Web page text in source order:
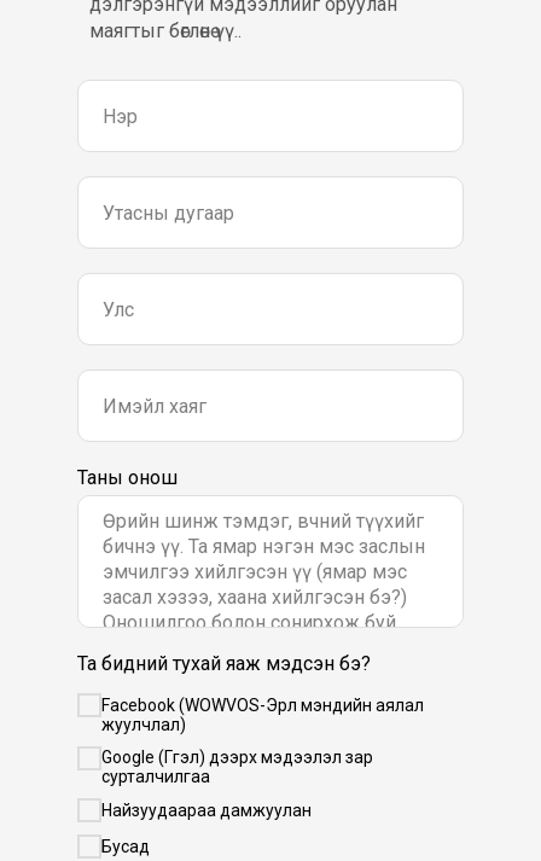
маягтыг бөглөнө үү..
Таны онош
Та бидний тухай яаж мэдсэн бэ?
Facebook (WOWVOS-Эрүүл мэндийн аялал
жуулчлал)
Google (Гүүгэл) дээрх мэдээлэл зар
сурталчилгаа
Найзуудаараа дамжуулан
Бусад